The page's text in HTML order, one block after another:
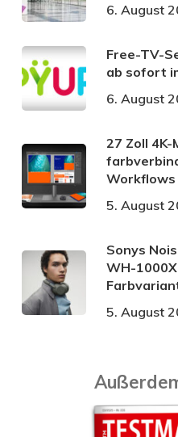
6. August
Free-TV-
ab sofort
6. August
27 Zoll
Workflows
5. August
Sonys
WH-
5. August